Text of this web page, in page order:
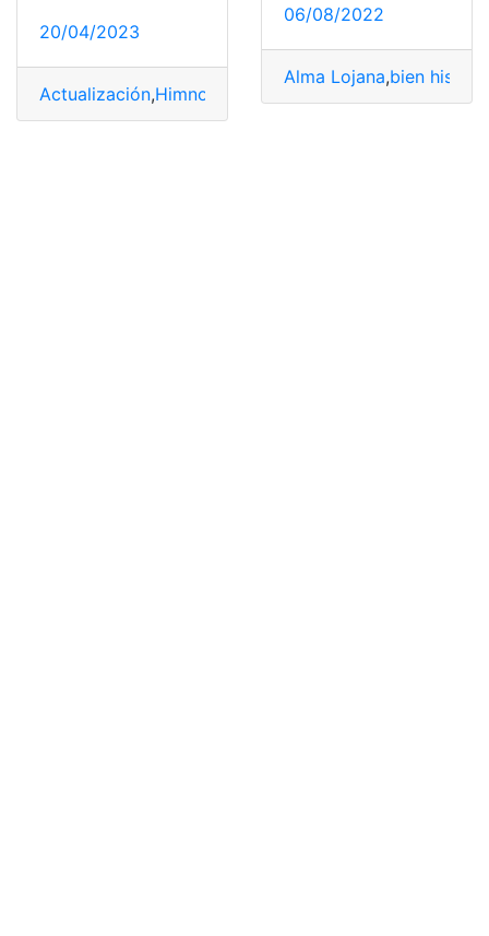
20/04/2023
Actualización,Himno Quito
06/08/2022
Alma Lojana,bien